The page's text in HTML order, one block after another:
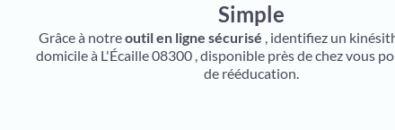
Simple
Grâce à notreoutil en ligne sécurisé , identifiez un
domicile à L'Écaille 08300 , disponible près de chez vous
de rééducation.